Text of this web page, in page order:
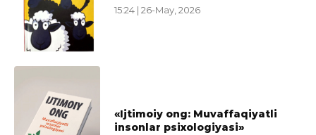
15:24 | 26-May, 2026
«Ijtimoiy ong: Muvaffaqiyatli
insonlar psixologiyasi»